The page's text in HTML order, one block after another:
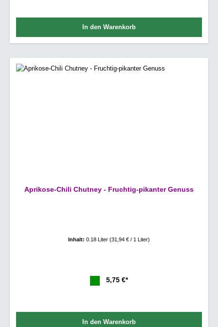
In den Warenkorb
Aprikose-Chili Chutney - Fruchtig-pikanter Genuss
Inhalt: 0.18 Liter (31,94 € / 1 Liter)
5,75 €*
In den Warenkorb